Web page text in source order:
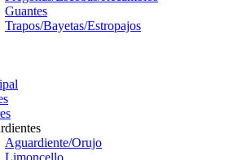
Guantes
Trapos/Bayetas/Estropajos
Aguardiente/Orujo
Limoncello